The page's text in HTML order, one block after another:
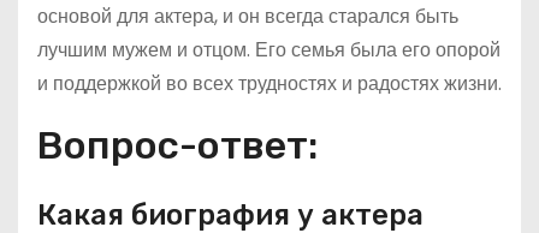
основой для актера, и он всегда старался быть
лучшим мужем и отцом. Его семья была его опорой
и поддержкой во всех трудностях и радостях жизни.
Вопрос-ответ:
Какая биография у актера